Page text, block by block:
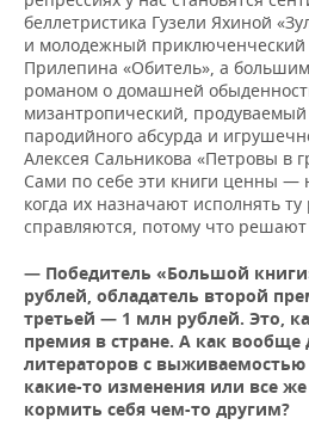
беллетристика Гузели Яхиной
и молодежный приключенческий
Прилепина «Обитель», а
романом о домашней
мизантропический, продуваемый
пародийного абсурда и
Алексея Сальникова «Петровы в
Сами по себе эти книги ценны —
когда их назначают исполнять
справляются, потому что решают
— Победитель «Большой
рублей, обладатель второй
третьей — 1 млн рублей. Это,
премия в стране. А как вообще
литераторов с выживаемостью
какие-то изменения или все
кормить себя чем-то другим?